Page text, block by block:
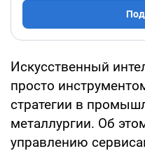
Искусственный
просто
стратегии в
металлургии. Об
управлению